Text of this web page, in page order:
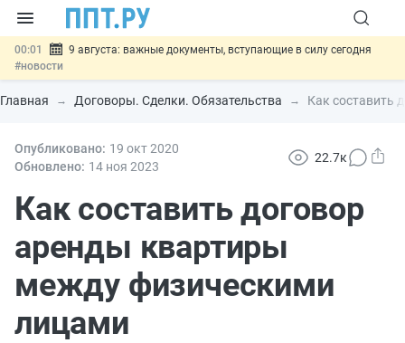
00:01
9 августа: важные документы, вступающие в силу сегодня
#новости
07.08 Подписан закон о блокировке продажи опасных товаров через
«Честный знак»#новости
07.08 Госпошлину за устранение ошибок в документах предлагают
отменить#новости
отношений
Главная Договоры. Сделки. Обязательства Как составить
Опубликовано: 19 окт2020
Обновлено: 14 ноя 2023
22.7к
Как составить договор
аренды квартиры
между физическими
лицами